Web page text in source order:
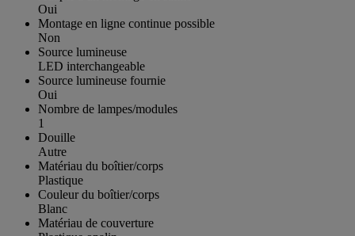
Oui
Montage en ligne continue possible
Non
Source lumineuse
LED interchangeable
Source lumineuse fournie
Oui
Nombre de lampes/modules
1
Douille
Autre
Matériau du boîtier/corps
Plastique
Couleur du boîtier/corps
Blanc
Matériau de couverture